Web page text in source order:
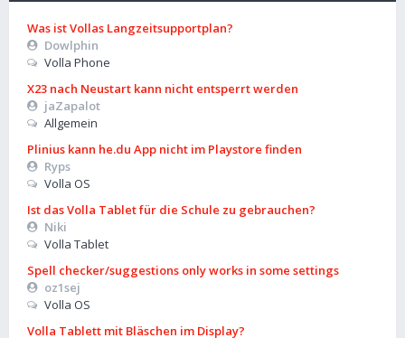
Was ist Vollas Langzeitsupportplan?
Dowlphin
Volla Phone
X23 nach Neustart kann nicht entsperrt werden
jaZapalot
Allgemein
Plinius kann he.du App nicht im Playstore finden
Ryps
Volla OS
Ist das Volla Tablet für die Schule zu gebrauchen?
Niki
Volla Tablet
Spell checker/suggestions only works in some settings
oz1sej
Volla OS
Volla Tablett mit Bläschen im Display?